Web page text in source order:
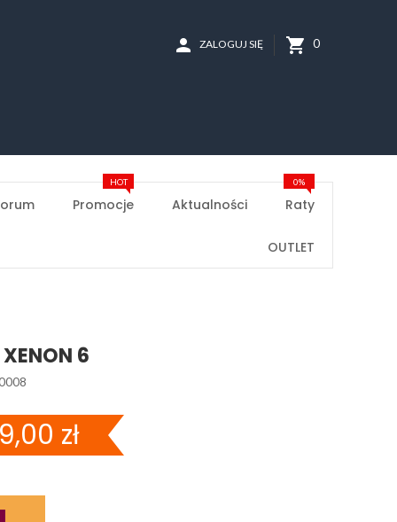
shopping_cart 0
person ZALOGUJ SIĘ
Promocje
HOT
Aktualności Raty
0%
OUTLET
6
zł